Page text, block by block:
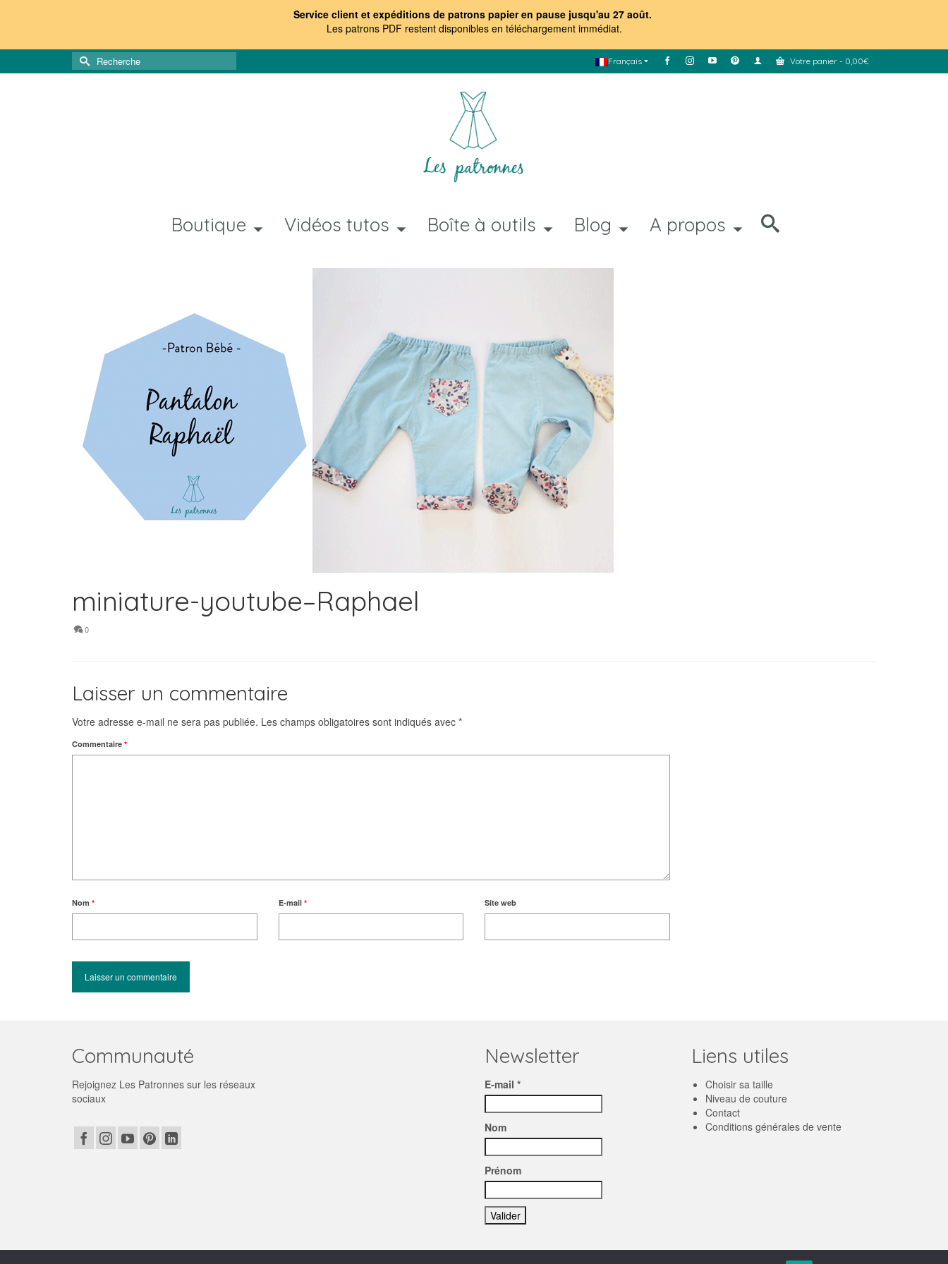
Service client et expéditions de patrons papier en pause jusqu'au 27 août.
Les patrons PDF restent disponibles en téléchargement immédiat.
Français Votre panier - 0,00€
Rechercher :
Boutique Vidéos tutos Boîte à outils Blog A propos
miniature-youtube–Raphael
0
Laisser un commentaire
Votre adresse e-mail ne sera pas publiée. Les champs obligatoires sont indiqués avec *
Commentaire *
Nom * E-mail * Site web
Communauté
Rejoignez Les Patronnes sur les réseaux
sociaux
Newsletter
E-mail *
Nom
Prénom
Liens utiles
Choisir sa taille
Niveau de couture
Contact
Conditions générales de vente